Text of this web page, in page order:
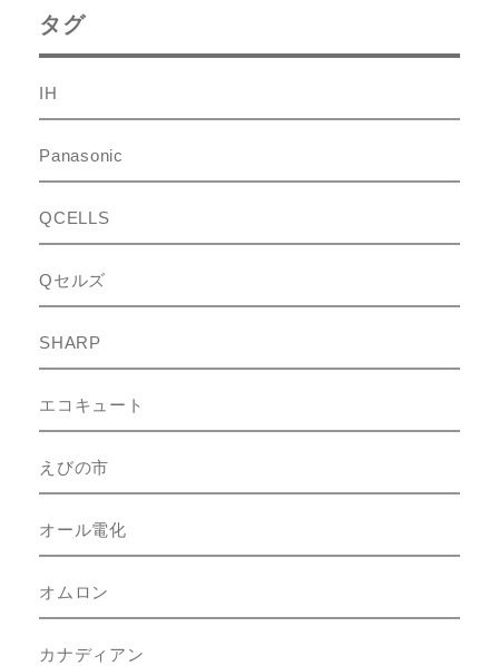
タグ
IH
Panasonic
QCELLS
Qセルズ
SHARP
エコキュート
えびの市
オール電化
オムロン
カナディアン